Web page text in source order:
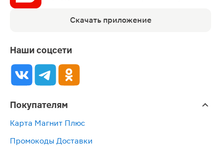
Скачать приложение
Наши соцсети
Покупателям
Карта Магнит Плюс
Промокоды Доставки